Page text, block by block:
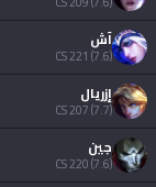
آش
CS221 (7.6)
إزريال
CS207(7.7)
جين
CS220(7.6)
Valorant
Gigs
TalkG
Türkçe
limba română
português